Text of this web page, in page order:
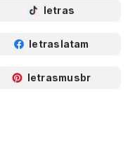
letras
letraslatam
letrasmusbr